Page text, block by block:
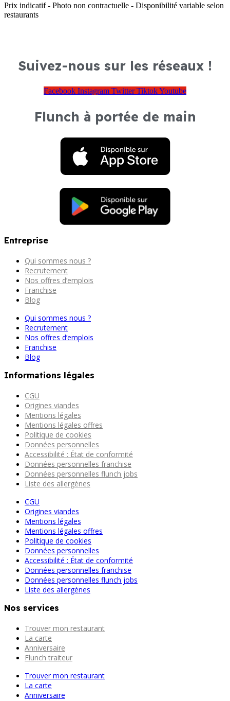
Prix indicatif - Photo non contractuelle - Disponibilité variable selon
restaurants
Suivez-nous sur les réseaux !
Facebook Instagram Twitter TiktokYoutube
Flunch à portée de main
Entreprise
Qui sommes nous ?
Recrutement
Nos offres d’emplois
Franchise
Blog
Qui sommes nous ?
Recrutement
Nos offres d’emplois
Franchise
Blog
Informations légales
CGU
Origines viandes
Mentions légales
Mentions légales offres
Politique de cookies
Données personnelles
Accessibilité : État de conformité
Données personnelles franchise
Données personnelles flunch jobs
Liste des allergènes
CGU
Origines viandes
Mentions légales
Mentions légales offres
Politique de cookies
Données personnelles
Accessibilité : État de conformité
Données personnelles franchise
Données personnelles flunch jobs
Liste des allergènes
Nos services
Trouver mon restaurant
La carte
Anniversaire
Flunch traiteur
Trouver mon restaurant
La carte
Anniversaire